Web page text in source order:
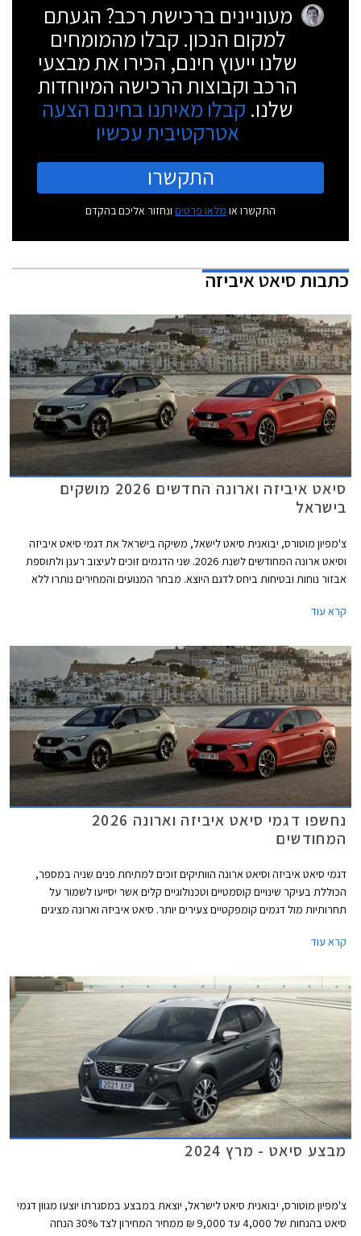
מעוניינים ברכישת רכב? הגעתם
למקום הנכון. קבלו מהמומחים
שלנו ייעוץ חינם, הכירו את מבצעי
הרכב וקבוצות הרכישה המיוחדות
שלנו. קבלו מאיתנו בחינם הצעה
אטרקטיבית עכשיו
התקשרו
התקשרו או מלאו פרטים ונחזור אליכם בהקדם
כתבותסיאט איביזה
סיאט איביזה וארונה החדשים 2026 מושקים
בישראל
צ'מפיון מוטורס, יבואנית סיאט לישאל, משיקה בישראל את דגמי סיאט איביזה
וסיאט ארונה המחודשים לשנת 2026. שני הדגמים זוכים לעיצוב רענן ולתוספת
אבזור נוחות ובטיחות ביחס לדגם היוצא. מבחר המנועים והמחירים נותרו ללא
₪, ורכב הפנאי העירוני סיאט ארונה מוצע במחיר התחלתי של 132,900 ₪.
קרא עוד
נחשפו דגמי סיאט איביזה וארונה 2026
המחודשים
דגמי סיאט איביזה וסיאט ארונה הוותיקים זוכים למתיחת פנים שניה במספר,
הכוללת בעיקר שינויים קוסמטיים וטכנולוגיים קלים אשר יסייעו לשמור על
תחרותיות מול דגמים קומפקטיים צעירים יותר. סיאט איביזה וארונה מציגים
קרא עוד
מבצע סיאט - מרץ 2024
צ'מפיון מוטורס, יבואנית סיאט לישראל, יוצאת במבצע במסגרתו יוצעו מגוון דגמי
סיאט בהנחות של 4,000 עד 9,000 ₪ ממחיר המחירון לצד 30% הנחה